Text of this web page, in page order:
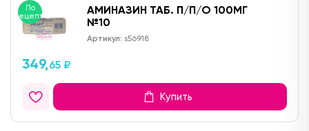
По
рецепту
АМИНАЗИН ТАБ. П/П/О 100МГ
№10
Артикул: s56918
349,65 ₽
Купить